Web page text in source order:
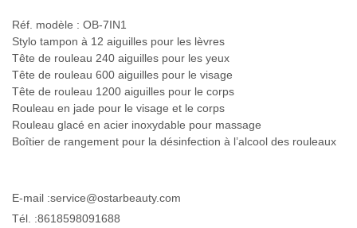
Réf. modèle : OB-7IN1
Stylo tampon à 12 aiguilles pour les lèvres
Tête de rouleau 240 aiguilles pour les yeux
Tête de rouleau 600 aiguilles pour le visage
Tête de rouleau 1200 aiguilles pour le corps
Rouleau en jade pour le visage et le corps
Rouleau glacé en acier inoxydable pour massage
Boîtier de rangement pour la désinfection à l’alcool des rouleaux
E-mail :service@ostarbeauty.com
Tél. :8618598091688